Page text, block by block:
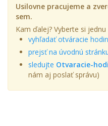
Usilovne pracujeme a
sem.
Kam ďalej? Vyberte si
vyhľadať otváracie
prejsť na úvodnú
sledujte Otvaracie-
nám aj poslať správu)